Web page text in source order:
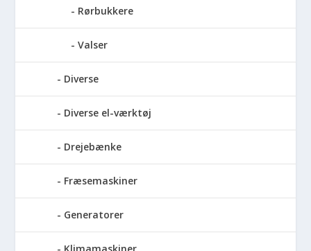
Rørbukkere
Valser
Diverse
Diverse el-værktøj
Drejebænke
Fræsemaskiner
Generatorer